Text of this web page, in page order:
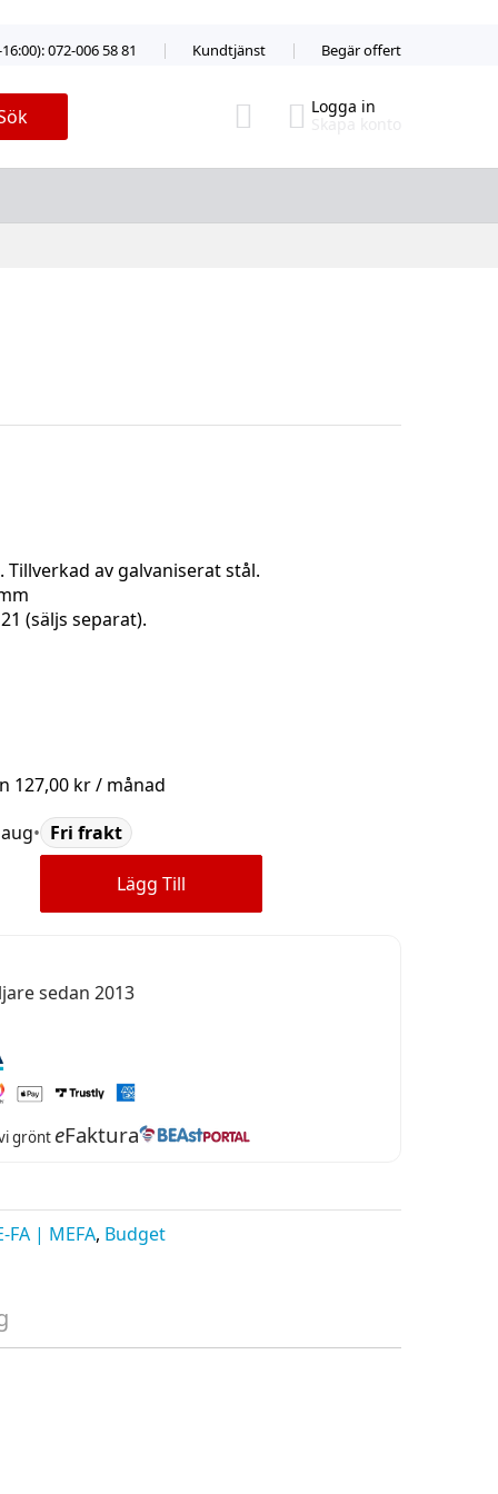
072-006 58 81 Kundtjänst Begär offert
Logga in
Skapa konto
av galvaniserat stål.
(säljs separat).
127,00 kr/ månad
• Fri frakt
Lägg Till
sedan 2013
grönt eFaktura
FA | MEFA, Budget